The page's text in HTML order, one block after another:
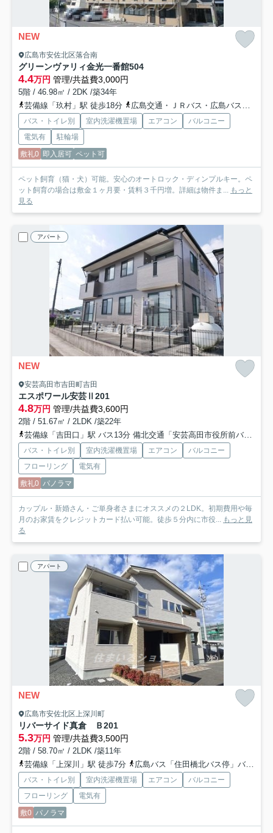
NEW
広島市安佐北区落合南
グリーンヴァリィ金光一番館504
4.4万円 管理/共益費3,000円
5階 / 46.98㎡ / 2DK /築34年
芸備線「玖村」駅 徒歩18分
広島交通・ＪＲバス・広島バス「岩ノ上バス停」バス停下車 徒歩2分
バス・トイレ別 室内洗濯機置場 エアコン
バルコニー
電気有
駐輪場
敷礼0 即入居可 ペット可
ペット飼育（猫・犬）可能。安心のオートロック・ディンプルキー。ペ
ット飼育の場合は敷金１ヶ月要・賃料３千円増。詳細は物件ま... もっと
見る
アパート
NEW
安芸高田市吉田町吉田
エスポワール安芸Ⅱ 201
4.8万円 管理/共益費3,600円
2階 / 51.67㎡ / 2LDK /築22年
芸備線「吉田口」駅 バス13分 備北交通「安芸高田市役所前バス停」 停歩1分
バス・トイレ別 室内洗濯機置場 エアコン
バルコニー
フローリング
電気有
敷礼0 パノラマ
カップル・新婚さん・ご単身者さまにオススメの２LDK。初期費用や毎
月のお家賃をクレジットカード払い可能。徒歩５分内に市役... もっと見
る
アパート
NEW
広島市安佐北区上深川町
リバーサイド真倉 Ｂ201
5.3万円 管理/共益費3,500円
2階 / 58.70㎡ / 2LDK /築11年
芸備線「上深川」駅 徒歩7分
広島バス「住田橋北バス停」バス停下車 徒歩3分
バス・トイレ別 室内洗濯機置場 エアコン
バルコニー
フローリング
電気有
敷0 パノラマ